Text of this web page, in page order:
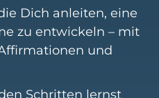
Dich anleiten, eine
zu entwickeln – mit
und
Schritten lernst